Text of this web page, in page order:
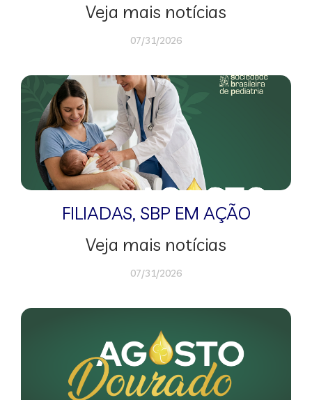
Veja mais notícias
07/31/2026
FILIADAS, SBP EM AÇÃO
Veja mais notícias
07/31/2026